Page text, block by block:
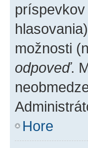
možnosti
odpoveď.
Hore